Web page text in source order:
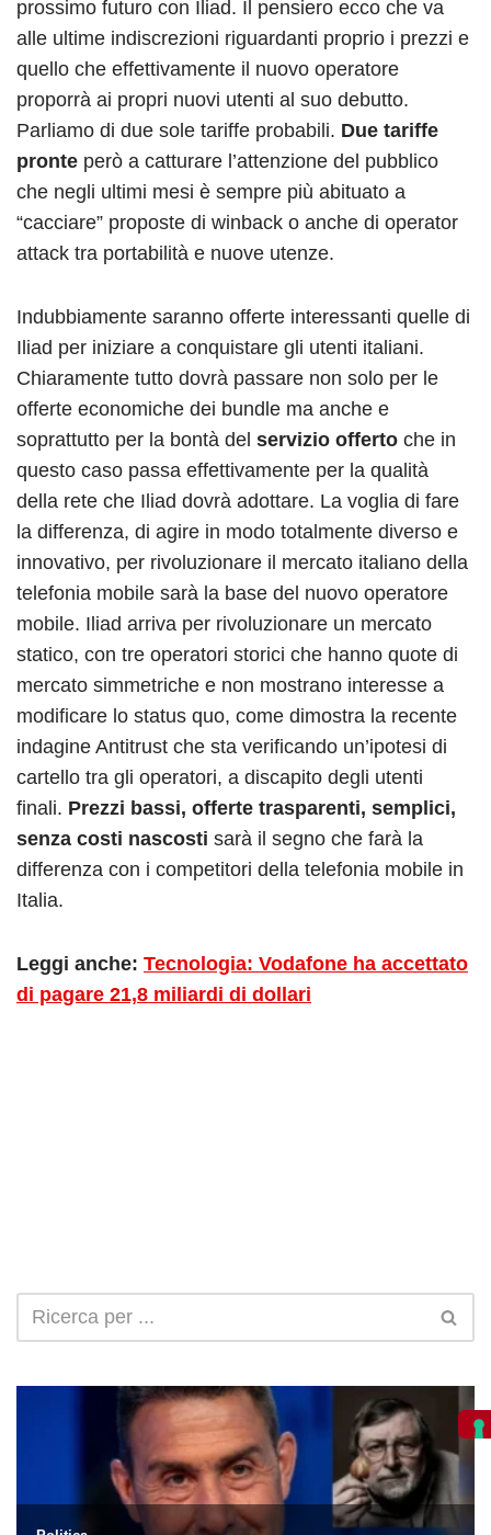
prossimo futuro con Iliad. Il pensiero ecco che va
alle ultime indiscrezioni riguardanti proprio i prezzi e
quello che effettivamente il nuovo operatore
proporrà ai propri nuovi utenti al suo debutto.
Parliamo di due sole tariffe probabili. Due tariffe
pronte però a catturare l’attenzione del pubblico
che negli ultimi mesi è sempre più abituato a
“cacciare” proposte di winback o anche di operator
attack tra portabilità e nuove utenze.
Indubbiamente saranno offerte interessanti quelle di
Iliad per iniziare a conquistare gli utenti italiani.
Chiaramente tutto dovrà passare non solo per le
offerte economiche dei bundle ma anche e
soprattutto per la bontà del servizio offerto che in
questo caso passa effettivamente per la qualità
della rete che Iliad dovrà adottare. La voglia di fare
la differenza, di agire in modo totalmente diverso e
innovativo, per rivoluzionare il mercato italiano della
telefonia mobile sarà la base del nuovo operatore
mobile. Iliad arriva per rivoluzionare un mercato
statico, con tre operatori storici che hanno quote di
mercato simmetriche e non mostrano interesse a
modificare lo status quo, come dimostra la recente
indagine Antitrust che sta verificando un’ipotesi di
cartello tra gli operatori, a discapito degli utenti
finali. Prezzi bassi, offerte trasparenti, semplici,
senza costi nascosti sarà il segno che farà la
differenza con i competitori della telefonia mobile in
Italia.
Leggi anche: Tecnologia: Vodafone ha accettato
di pagare 21,8 miliardi di dollari